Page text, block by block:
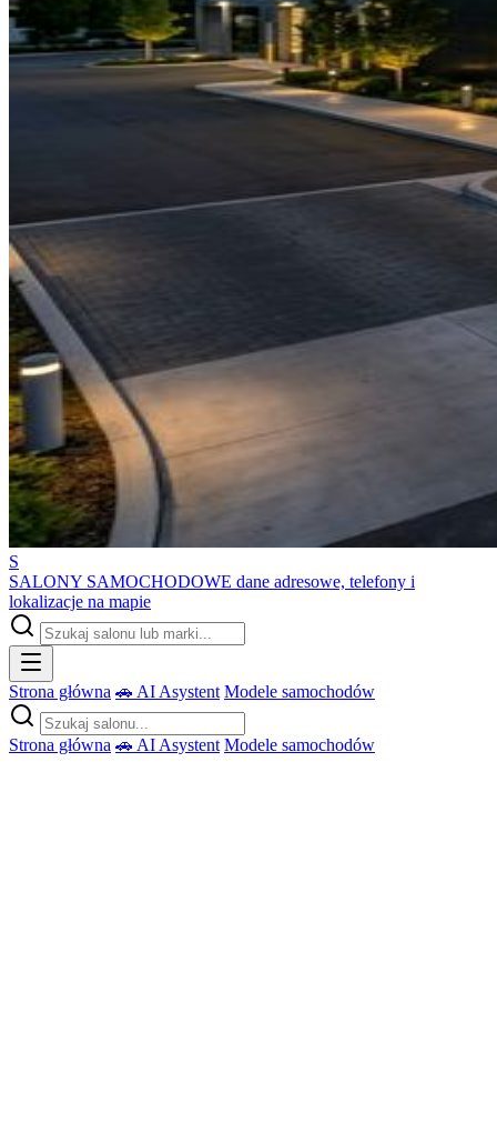
S
SALONY SAMOCHODOWE dane adresowe, telefony i
lokalizacje na mapie
Strona główna 🚗 AI Asystent Modele samochodów
Strona główna 🚗 AI Asystent Modele samochodów